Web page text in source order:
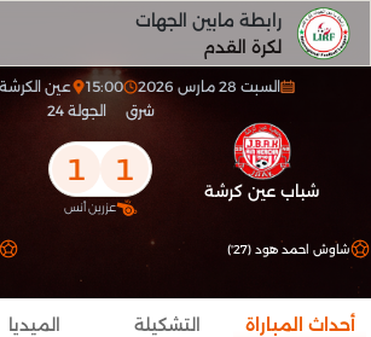
رابطة مابين الجهات
لكرة القدم
السبت 28 مارس 2026 15:00
عين
شرق
الجولة 24
شباب عين كرشة 1
1
عزرين أنس
شاوش احمد هود (27')
أحداث المباراة التشكيلة الميديا